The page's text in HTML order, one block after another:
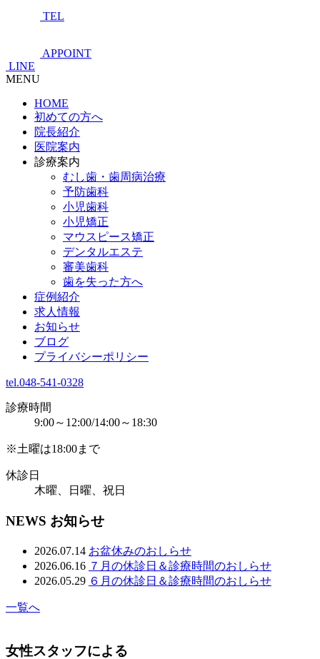
TEL
APPOINT
LINE
MENU
HOME
初めての方へ
院長紹介
医院案内
診療案内
むし歯・歯周病治療
予防歯科
小児歯科
小児矯正
マウスピース矯正
デンタルエステ
審美歯科
歯を失った方へ
症例紹介
求人情報
お知らせ
ブログ
プライバシーポリシー
tel.048-541-0328
診療時間
9:00～12:00/14:00～18:30
※土曜は18:00まで
休診日
木曜、日曜、祝日
NEWS お知らせ
2026.07.14 お盆休みのおしらせ
2026.06.16 ７月の休診日＆診療時間のおしらせ
2026.05.29 ６月の休診日＆診療時間のおしらせ
一覧へ
女性スタッフによる